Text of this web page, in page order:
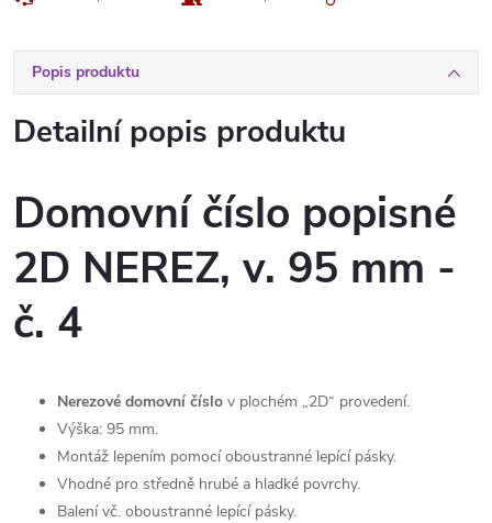
Popis produktu
Detailní popis produktu
Domovní číslo popisné
2D NEREZ, v. 95 mm -
č. 4
Nerezové domovní číslo v plochém „2D“ provedení.
Výška: 95 mm.
Montáž lepením pomocí oboustranné lepící pásky.
Vhodné pro středně hrubé a hladké povrchy.
Balení vč. oboustranné lepící pásky.